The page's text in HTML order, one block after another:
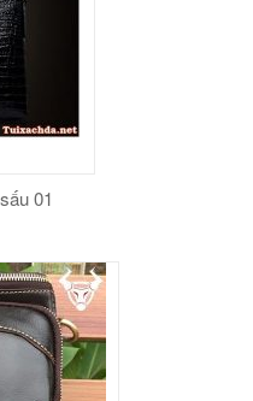
01